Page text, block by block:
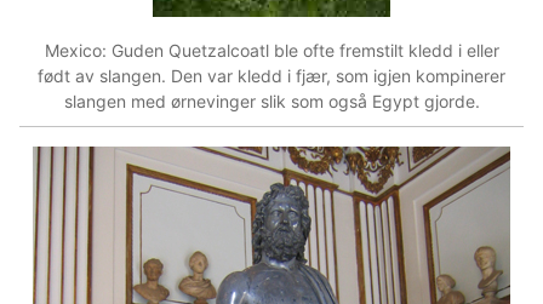
Mexico: Guden Quetzalcoatl ble ofte fremstilt kledd i eller
født av slangen. Den var kledd i fjær, som igjen kompinerer
slangen med ørnevinger slik som også Egypt gjorde.